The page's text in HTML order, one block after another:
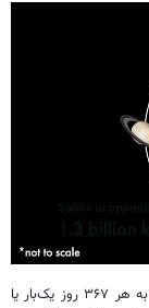
سیاره نپتون نیز با وجود فاصله‌ی بسیار زیاد با ما، نزدیک به هر ۳۶۷ روز یک‌بار یا